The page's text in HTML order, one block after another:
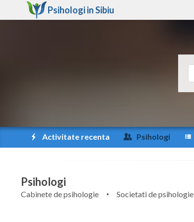
Psihologi inSibiu
Activitate recenta Psihologi
Psihologi
Cabinete de psihologie Societati de psihologie